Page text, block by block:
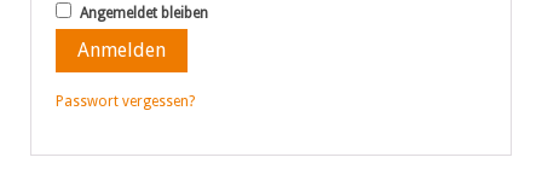
Angemeldet bleiben
Anmelden
Passwort vergessen?